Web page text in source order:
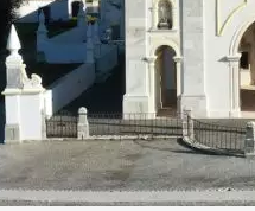
de Pesquisa